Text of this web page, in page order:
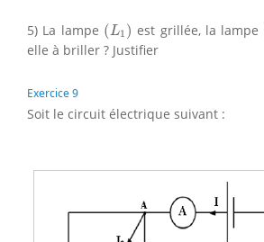
5) La lampe (L1 )
(L1 ) est grillée, la lampe
elle à briller ? Justifier
Exercice 9
Soit le circuit électrique suivant :